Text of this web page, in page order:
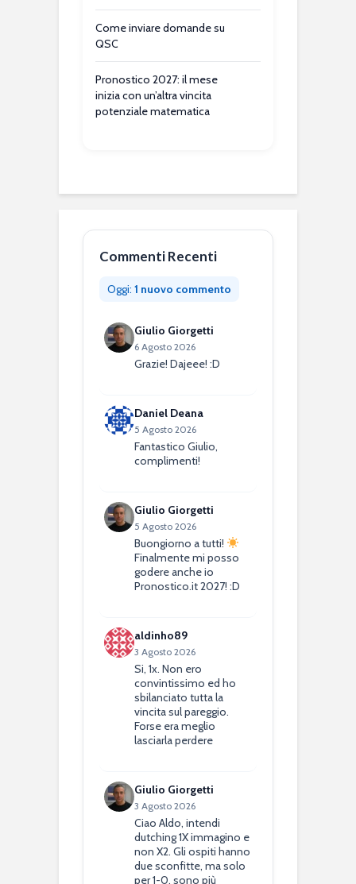
Come inviare domande su
QSC
Pronostico 2027: il mese
inizia con un’altra vincita
potenziale matematica
Commenti Recenti
Oggi: 1 nuovo commento
Giulio Giorgetti
6 Agosto 2026
Grazie! Dajeee! :D
Daniel Deana
5 Agosto 2026
Fantastico Giulio,
complimenti!
Giulio Giorgetti
5 Agosto 2026
Buongiorno a tutti!
Finalmente mi posso
godere anche io
Pronostico.it 2027! :D
aldinho89
3 Agosto 2026
Si, 1x. Non ero
convintissimo ed ho
sbilanciato tutta la
vincita sul pareggio.
Forse era meglio
lasciarla perdere
Giulio Giorgetti
3 Agosto 2026
Ciao Aldo, intendi
dutching 1X immagino e
non X2. Gli ospiti hanno
due sconfitte, ma solo
per 1-0, sono più